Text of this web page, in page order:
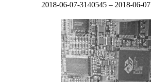
2018-06-07-3140545– 2018-06-07